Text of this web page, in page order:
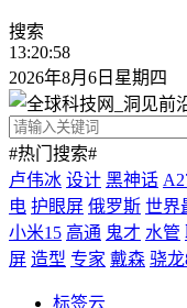
搜索
13:20:59
2026年8月6日星期四
#热门搜索#
卢伟冰 设计 黑神话
电 护眼屏 俄罗斯 世界
小米15 高通 鬼才 水管
屏 造型 专家 戴森 骁龙
标签云